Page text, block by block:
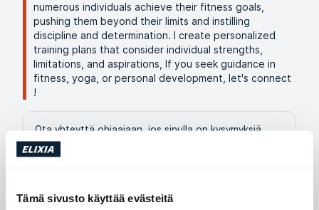
Tämä sivusto käyttää evästeitä
numerous individuals achieve their fitness goals,
pushing them beyond their limits and instilling
discipline and determination. I create personalized
training plans that consider individual strengths,
limitations, and aspirations, If you seek guidance in
fitness, yoga, or personal development, let's connect
!
Ota yhteyttä ohjaajaan, jos sinulla on kysymyksiä.
+35 8445 28 2226
marcos.chagoya@elixia.fi